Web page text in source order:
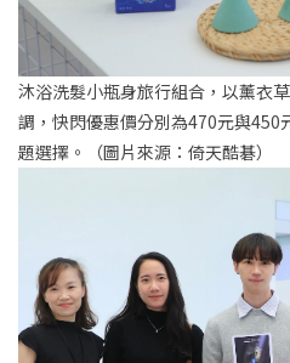
沐浴洗髮小瓶身旅行組合，以薰衣
調，快閃優惠價分別為470元與450
題選擇。（圖片來源：倚天酷碁）